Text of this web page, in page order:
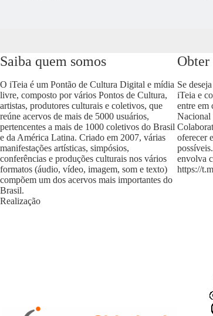
Saiba quem somos
O iTeia é um Pontão de Cultura Digital e mídia
livre, composto por vários Pontos de Cultura,
artistas, produtores culturais e coletivos, que
reúne acervos de mais de 5000 usuários,
pertencentes a mais de 1000 coletivos do Brasil
e da América Latina. Criado em 2007, várias
manifestações artísticas, simpósios,
conferências e produções culturais nos vários
formatos (áudio, vídeo, imagem, som e texto)
compõem um dos acervos mais importantes do
Brasil.
Obter
Se
iTeia e
entre em
Nacional
oferecer
envolva
https://
Realização